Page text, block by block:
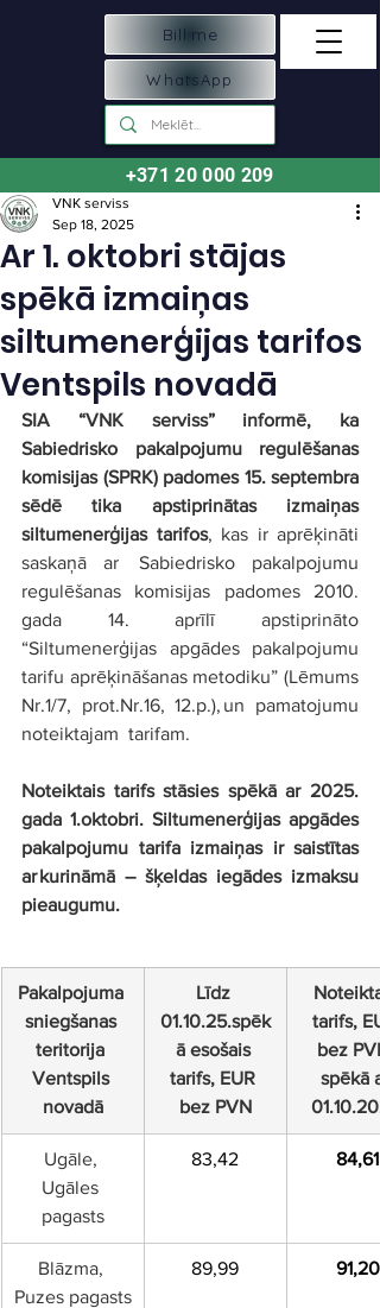
+371 20 000 209
Bill.me
WhatsApp
Ar 1. oktobri stājas
spēkā izmaiņas
siltumenerģijas tarifos
Ventspils novadā
VNK serviss
Sep 18, 2025
SIA “VNK serviss” informē, ka
Sabiedrisko pakalpojumu regulēšanas
komisijas (SPRK) padomes 15. septembra
sēdē tika apstiprinātas izmaiņas
siltumenerģijas tarifos, kas ir aprēķināti
saskaņā ar  Sabiedrisko pakalpojumu
regulēšanas komisijas padomes 2010.
gada 14. aprīlī apstiprināto
“Siltumenerģijas apgādes pakalpojumu
tarifu aprēķināšanas metodiku” (Lēmums
Nr.1/7, prot.Nr.16, 12.p.), un pamatojumu
noteiktajam  tarifam.
Noteiktais tarifs stāsies spēkā ar 2025.
gada 1.oktobri. Siltumenerģijas apgādes
pakalpojumu tarifa izmaiņas ir saistītas
ar kurināmā – šķeldas iegādes izmaksu
pieaugumu.
Pakalpojuma
sniegšanas
teritorija
Ventspils
novadā
Līdz
01.10.25.spēk
ā esošais
tarifs, EUR
bez PVN
tarifs,
bez
spēkā
Ugāle,
Ugāles
pagasts
83,42 84,61
Blāzma,
Puzes pagasts
89,99 91,20